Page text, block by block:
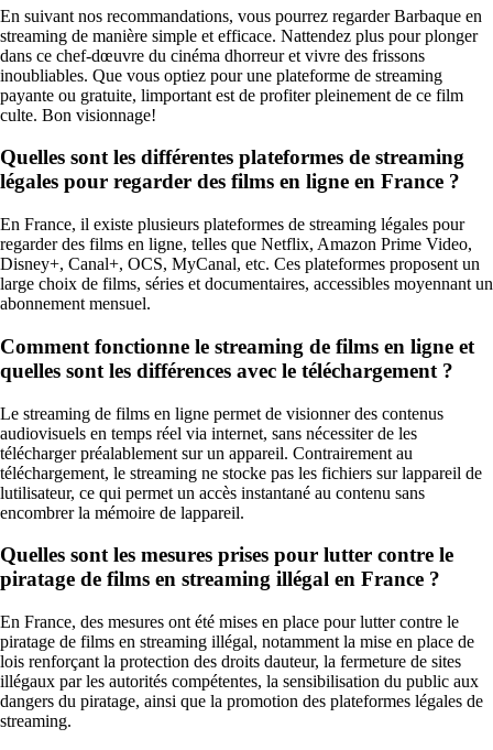
En suivant nos recommandations, vous pourrez regarder Barbaque en
streaming de manière simple et efficace. Nattendez plus pour plonger
dans ce chef-dœuvre du cinéma dhorreur et vivre des frissons
inoubliables. Que vous optiez pour une plateforme de streaming
payante ou gratuite, limportant est de profiter pleinement de ce film
culte. Bon visionnage!
Quelles sont les différentes plateformes de streaming
légales pour regarder des films en ligne en France ?
En France, il existe plusieurs plateformes de streaming légales pour
regarder des films en ligne, telles que Netflix, Amazon Prime Video,
Disney+, Canal+, OCS, MyCanal, etc. Ces plateformes proposent un
large choix de films, séries et documentaires, accessibles moyennant un
abonnement mensuel.
Comment fonctionne le streaming de films en ligne et
quelles sont les différences avec le téléchargement ?
Le streaming de films en ligne permet de visionner des contenus
audiovisuels en temps réel via internet, sans nécessiter de les
télécharger préalablement sur un appareil. Contrairement au
téléchargement, le streaming ne stocke pas les fichiers sur lappareil de
lutilisateur, ce qui permet un accès instantané au contenu sans
encombrer la mémoire de lappareil.
Quelles sont les mesures prises pour lutter contre le
piratage de films en streaming illégal en France ?
En France, des mesures ont été mises en place pour lutter contre le
piratage de films en streaming illégal, notamment la mise en place de
lois renforçant la protection des droits dauteur, la fermeture de sites
illégaux par les autorités compétentes, la sensibilisation du public aux
dangers du piratage, ainsi que la promotion des plateformes légales de
streaming.